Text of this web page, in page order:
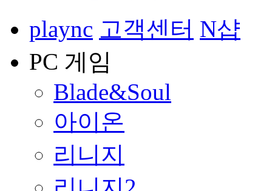
plaync 고객센터 N샵
PC 게임
Blade&Soul
아이온
리니지